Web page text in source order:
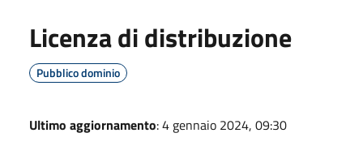
Licenza di distribuzione
Pubblico dominio
Ultimo aggiornamento: 4 gennaio 2024, 09:30